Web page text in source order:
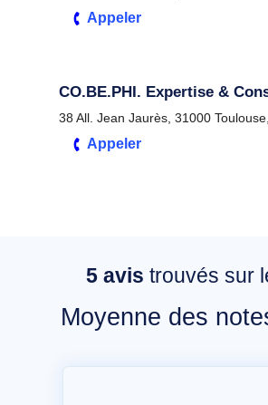
Appeler
CO.BE.PHI. Expertise &
38 All. Jean Jaurès, 31000
Appeler
5 avis trouvés sur
Moyenne des